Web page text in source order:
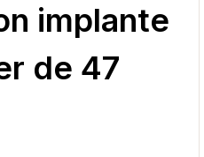
implante
de 47